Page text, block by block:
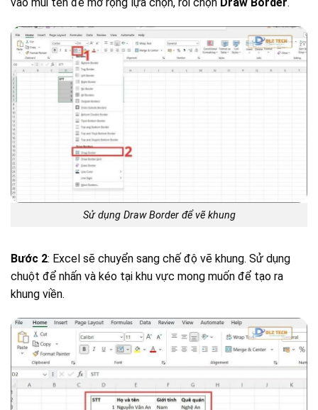
vào mũi tên để mở rộng lựa chọn, rồi chọn Draw Border.
Sử dụng Draw Border để vẽ khung
Bước 2: Excel sẽ chuyển sang chế độ vẽ khung. Sử dụng
chuột để nhấn và kéo tại khu vực mong muốn để tạo ra
khung viền.